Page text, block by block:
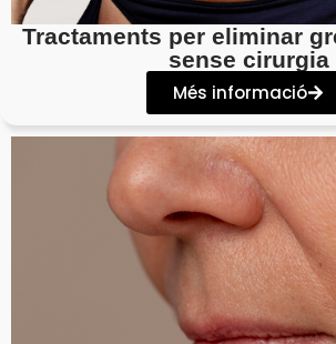
Tractaments per eliminar
sense cirurgia
Més informació